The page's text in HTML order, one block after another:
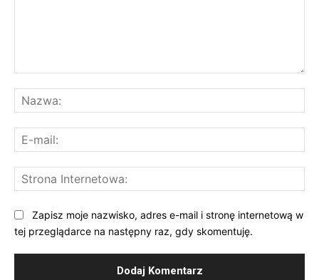
Zapisz moje nazwisko, adres e-mail i stronę internetową w
tej przeglądarce na następny raz, gdy skomentuję.